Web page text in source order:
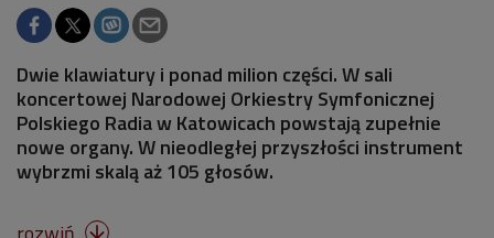
Dwie klawiatury i ponad milion części. W sali
koncertowej Narodowej Orkiestry Symfonicznej
Polskiego Radia w Katowicach powstają zupełnie
nowe organy. W nieodległej przyszłości instrument
wybrzmi skalą aż 105 głosów.
